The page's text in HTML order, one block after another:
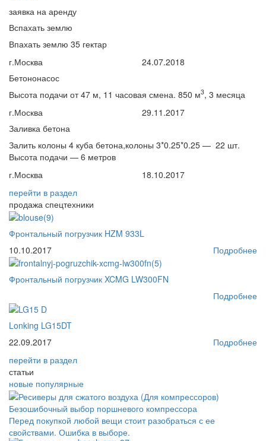
заявка на аренду
Вспахать землю
Впахать землю 35 гектар
г.Москва
24.07.2018
Бетононасос
Высота подачи от 47 м, 11 часовая смена. 850 м3, 3 месяца
г.Москва
29.11.2017
Заливка бетона
Залить колоны 4 куба бетона,колоны 3*0.25*0.25 — 22 шт.
Высота подачи — 6 метров
г.Москва
18.10.2017
перейти в раздел
продажа спецтехники
Фронтальный погрузчик HZM 933L
10.10.2017
Подробнее
Фронтальный погрузчик XCMG LW300FN
Подробнее
Lonking LG15DT
22.09.2017
Подробнее
перейти в раздел
статьи
новые популярные
Безошибочный выбор поршневого компрессора
Перед покупкой любой вещи стоит разобраться с ее
свойствами. Ошибка в выборе.